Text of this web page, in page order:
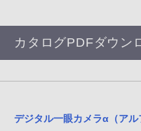
カタログPDFダウン
デジタル一眼カメラα（ア